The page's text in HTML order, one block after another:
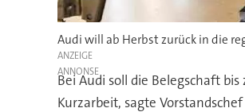
Audi will ab Herbst zurück in die
ANZEIGE
Bei Audi soll die Belegschaft
Kurzarbeit, sagte